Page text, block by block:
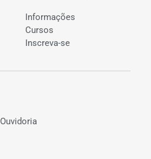
Informações
Cursos
Inscreva-se
Ouvidoria